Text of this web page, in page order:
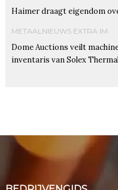
Haimer draagt eigendom
METAALNIEUWS EXTRA IM
Dome Auctions veilt
inventaris van Solex